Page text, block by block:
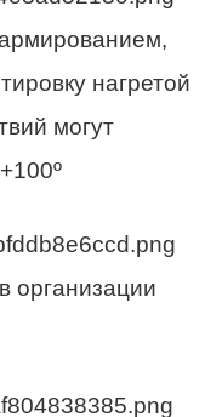
нагретой
могут
организации